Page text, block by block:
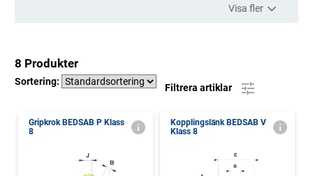
Visa fler
8 Produkter
Sortering:
Filtrera artiklar
Gripkrok BEDSAB P Klass
8
Kopplingslänk BEDSAB V
Klass 8